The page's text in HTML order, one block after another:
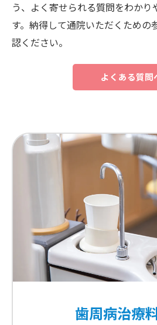
う、よく寄せられる質問をわかり
す。納得して通院いただくための
認ください。
よくある質問
歯周病治療